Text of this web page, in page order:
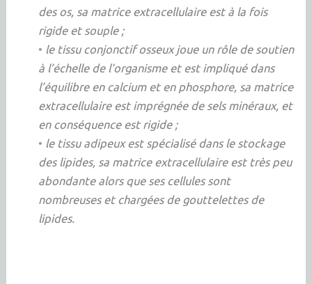
des os, sa matrice extracellulaire est à la fois
rigide et souple ;
• le tissu conjonctif osseux joue un rôle de soutien
à l’échelle de l’organisme et est impliqué dans
l’équilibre en calcium et en phosphore, sa matrice
extracellulaire est imprégnée de sels minéraux, et
en conséquence est rigide ;
• le tissu adipeux est spécialisé dans le stockage
des lipides, sa matrice extracellulaire est très peu
abondante alors que ses cellules sont
nombreuses et chargées de gouttelettes de
lipides.